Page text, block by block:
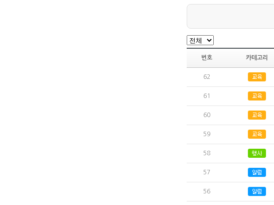
번호 카테고리
62
61
60
59
58
57
56